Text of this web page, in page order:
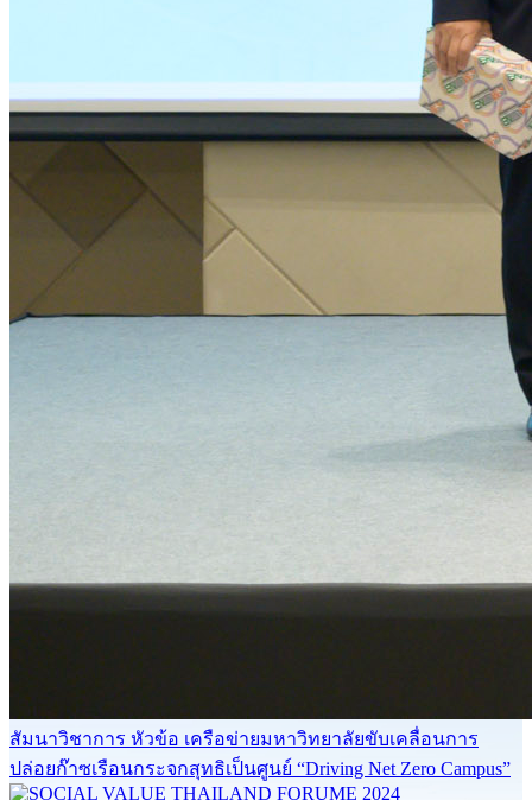
สัมนาวิชาการ หัวข้อ เครือข่ายมหาวิทยาลัยขับเคลื่อนการ
ปล่อยก๊าซเรือนกระจกสุทธิเป็นศูนย์ “Driving Net Zero Campus”